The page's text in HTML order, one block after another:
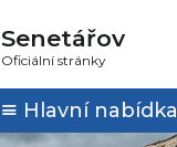
Senetářov
Oficiální stránky
Hlavní nabídka